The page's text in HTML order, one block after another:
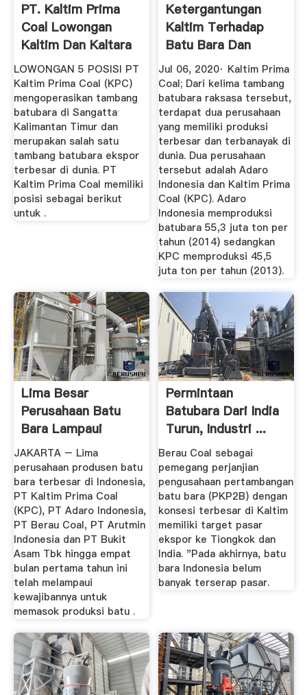
PT. Kaltim Prima
Coal Lowongan
Kaltim Dan Kaltara
LOWONGAN 5 POSISI PT
Kaltim Prima Coal (KPC)
mengoperasikan tambang
batubara di Sangatta
Kalimantan Timur dan
merupakan salah satu
tambang batubara ekspor
terbesar di dunia. PT
Kaltim Prima Coal memiliki
posisi sebagai berikut
untuk .
Ketergantungan
Kaltim Terhadap
Batu Bara Dan
Pendorong ...
Jul 06, 2020· Kaltim Prima
Coal; Dari kelima tambang
batubara raksasa tersebut,
terdapat dua perusahaan
yang memiliki produksi
terbesar dan terbanayak di
dunia. Dua perusahaan
tersebut adalah Adaro
Indonesia dan Kaltim Prima
Coal (KPC). Adaro
Indonesia memproduksi
batubara 55,3 juta ton per
tahun (2014) sedangkan
KPC memproduksi 45,5
juta ton per tahun (2013).
Lima Besar
Perusahaan Batu
Bara Lampaui
Kewajiban DMO ...
JAKARTA – Lima
perusahaan produsen batu
bara terbesar di Indonesia,
PT Kaltim Prima Coal
(KPC), PT Adaro Indonesia,
PT Berau Coal, PT Arutmin
Indonesia dan PT Bukit
Asam Tbk hingga empat
bulan pertama tahun ini
telah melampaui
kewajibannya untuk
memasok produksi batu .
Permintaan
Batubara Dari India
Turun, Industri ...
Berau Coal sebagai
pemegang perjanjian
pengusahaan pertambangan
batu bara (PKP2B) dengan
konsesi terbesar di Kaltim
memiliki target pasar
ekspor ke Tiongkok dan
India. "Pada akhirnya, batu
bara Indonesia belum
banyak terserap pasar.